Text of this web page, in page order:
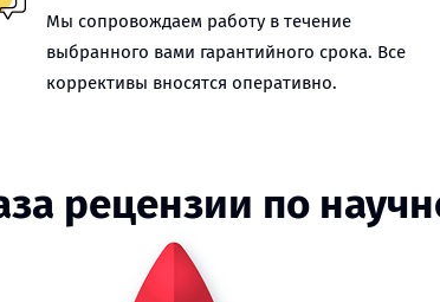
Мы сопровождаем работу в течение
выбранного вами гарантийного срока. Все
коррективы вносятся оперативно.
рецензии по